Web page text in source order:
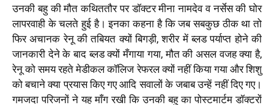
उनकी बहु की मौत कथिततौर पर डॉक्टर मीना नामदेव व नर्सेस की घोर
लापरवाही के चलते हुई है। इनका कहना है कि जब सबकुछ ठीक था तो
फिर अचानक रेनू की तबियत क्यों बिगड़ी, शरीर में ब्लड पर्याप्त होने की
जानकारी देने के बाद ब्लड क्यों मँगाया गया, मौत की असल वजह क्या है,
रेनू को समय रहते मेडीकल कॉलिज रेफरल क्यों नहीं किया गया और शिशु
को बचाने क्या प्रयास किए गए आदि सवालों के जबाब उन्हें नहीं दिए गए।
गमजदा परिजनों ने यह माँग रखी कि उनकी बहु का पोस्टमार्टम डॉक्टरों